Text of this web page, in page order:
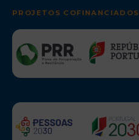
PROJETOS COFINANCIADOS